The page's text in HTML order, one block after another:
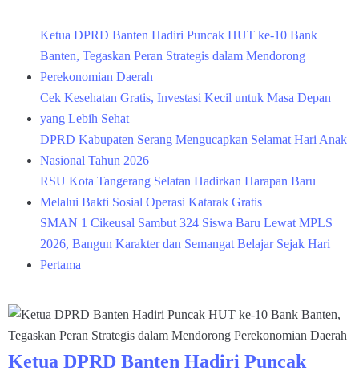
Ketua DPRD Banten Hadiri Puncak HUT ke-10 Bank
Banten, Tegaskan Peran Strategis dalam Mendorong
Perekonomian Daerah
Cek Kesehatan Gratis, Investasi Kecil untuk Masa Depan
yang Lebih Sehat
DPRD Kabupaten Serang Mengucapkan Selamat Hari Anak
Nasional Tahun 2026
RSU Kota Tangerang Selatan Hadirkan Harapan Baru
Melalui Bakti Sosial Operasi Katarak Gratis
SMAN 1 Cikeusal Sambut 324 Siswa Baru Lewat MPLS
2026, Bangun Karakter dan Semangat Belajar Sejak Hari
Pertama
Ketua DPRD Banten Hadiri Puncak